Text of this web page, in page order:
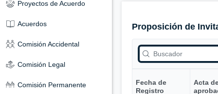
Proyectos de Acuerdo
Acuerdos
Comisión Accidental
Comisión Legal
Comisión Permanente
Proposición de
Fecha de
Registro
Acta